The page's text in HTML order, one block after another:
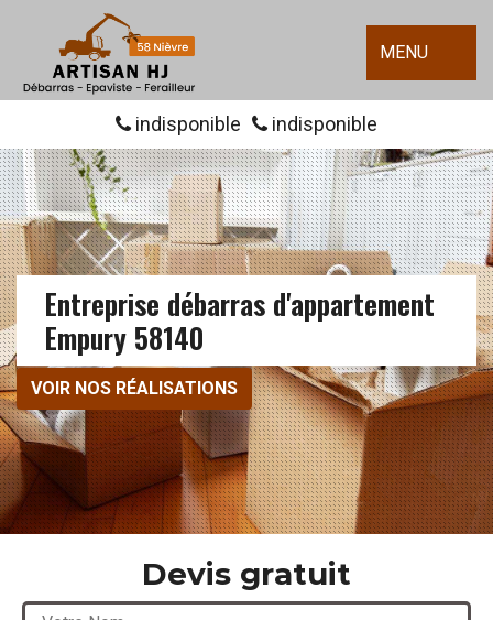
MENU
indisponible indisponible
Entreprise débarras d'appartement
Empury 58140
VOIR NOS RÉALISATIONS
Devis gratuit